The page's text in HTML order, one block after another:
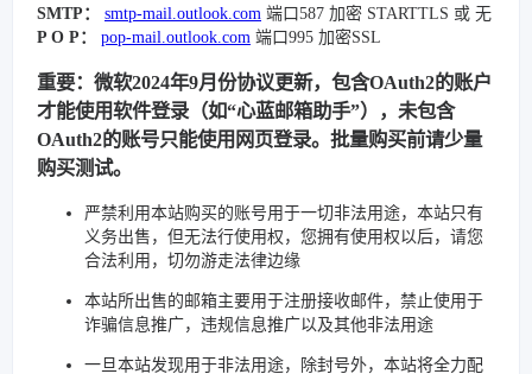
SMTP：
smtp-mail.outlook.com 端口587 加密 STARTTLS 或 无
P O P：
pop-mail.outlook.com 端口995 加密SSL
重要：微软2024年9月份协议更新，包含OAuth2的账户
才能使用软件登录（如“心蓝邮箱助手”），未包含
OAuth2的账号只能使用网页登录。批量购买前请少量
购买测试。
严禁利用本站购买的账号用于一切非法用途，本站只有
义务出售，但无法行使用权，您拥有使用权以后，请您
合法利用，切勿游走法律边缘
本站所出售的邮箱主要用于注册接收邮件，禁止使用于
诈骗信息推广，违规信息推广以及其他非法用途
一旦本站发现用于非法用途，除封号外，本站将全力配